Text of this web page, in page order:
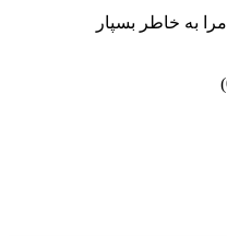
مرا به خاطر بسپار
)